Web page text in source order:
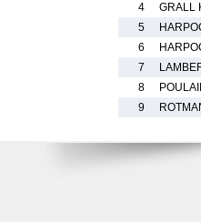
4
GRALL
5
6
7
8
9